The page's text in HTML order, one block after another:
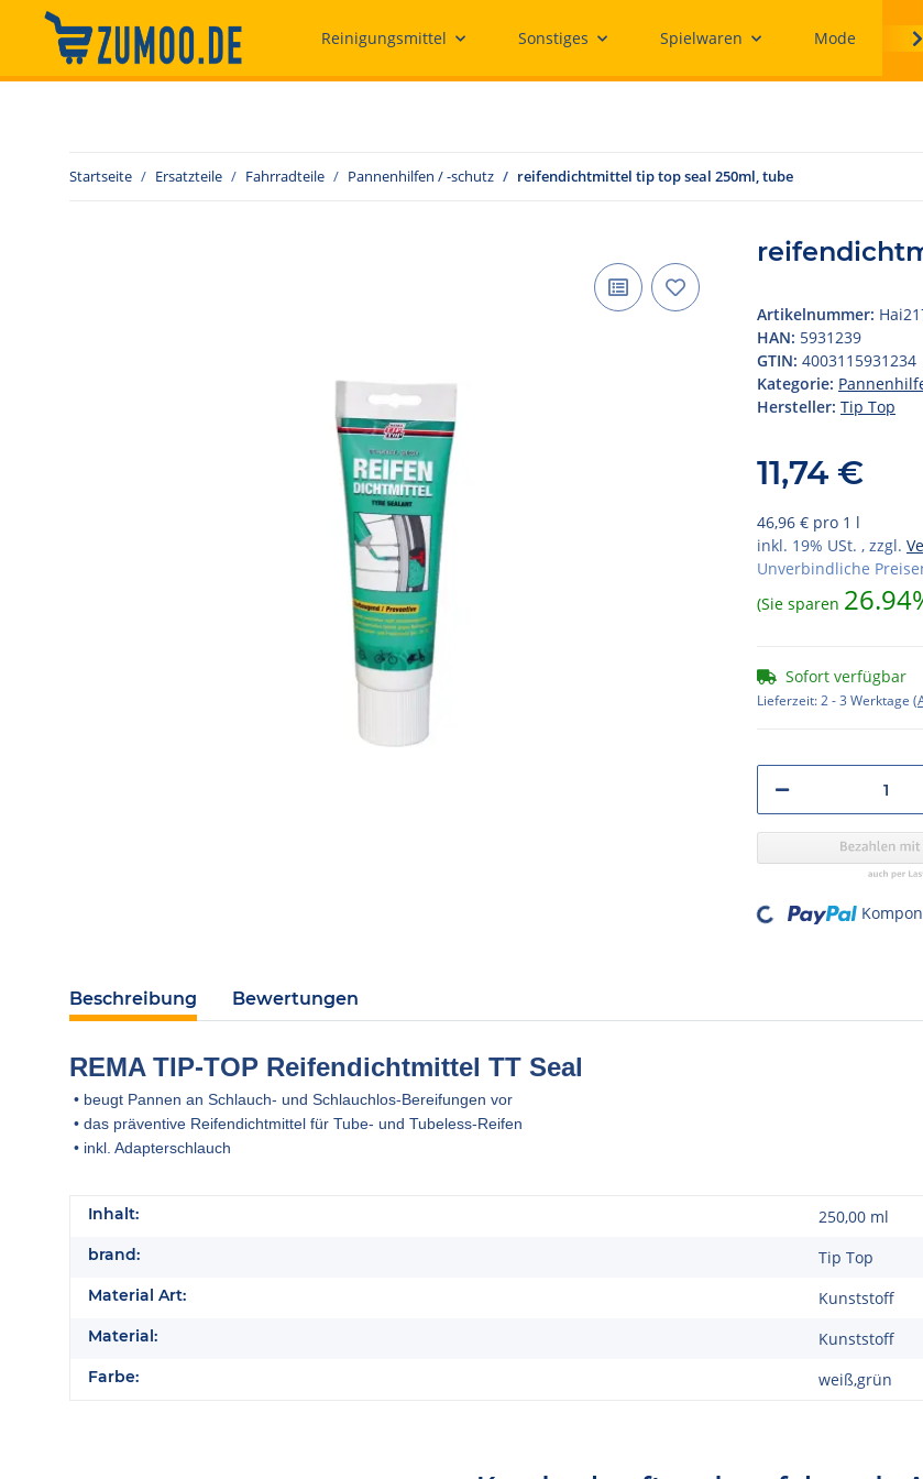
Reinigungsmittel Sonstiges Spielwaren Mode
Startseite Ersatzteile Fahrradteile Pannenhilfen / -schutz reifendichtmittel tip top seal 250ml, tube
Artikelnummer:
HAN: 5931239
GTIN: 4003115931234
Kategorie:
Hersteller: Tip Top
11,74 €
46,96 € pro 1 l
inkl. 19% USt. , zzgl.
Unverbindliche
(Sie sparen
Sofort verfügbar
Lieferzeit:2 - 3 Werktage
Loading...
Beschreibung Bewertungen
REMA TIP-TOP Reifendichtmittel TT Seal
• beugt Pannen an Schlauch- und Schlauchlos-Bereifungen vor
• das präventive Reifendichtmittel für Tube- und Tubeless-Reifen
• inkl. Adapterschlauch
Inhalt: 250,00 ml
brand: Tip Top
Material Art: Kunststoff
Material: Kunststoff
Farbe: weiß,grün